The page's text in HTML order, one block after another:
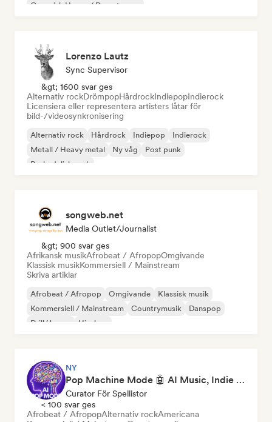
Organisk House / Downtempo
Lorenzo Lautz
Sync Supervisor
&gt; 1600 svar ges
Alternativ rockDrömpopHårdrockIndiepopIndierock
Licensiera eller representera artisters låtar för
bild-/videosynkronisering
Alternativ rock Hårdrock Indiepop
Indierock
Metall / Heavy metal
Ny våg
Post punk
Psykedelisk rock
songweb.net
Media Outlet/Journalist
&gt; 900 svar ges
Afrikansk musikAfrobeat / AfropopOmgivande
Klassisk musikKommersiell / Mainstream
Skriva artiklar
Afrobeat / Afropop Omgivande
Klassisk musik
Kommersiell / Mainstream
Countrymusik
Danspop
Drill/Jersey
Hip-hop
NY
Pop Machine Mode 🤖 AI Music, Indie Pop & Dream Pop
Curator För Spellistor
< 100 svar ges
Afrobeat / AfropopAlternativ rockAmericana